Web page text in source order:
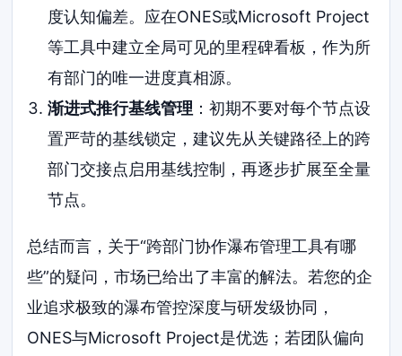
度认知偏差。应在ONES或Microsoft Project
等工具中建立全局可见的里程碑看板，作为所
有部门的唯一进度真相源。
渐进式推行基线管理 ：初期不要对每个节点设
置严苛的基线锁定，建议先从关键路径上的跨
部门交接点启用基线控制，再逐步扩展至全量
节点。
总结而言，关于“跨部门协作瀑布管理工具有哪
些”的疑问，市场已给出了丰富的解法。若您的企
业追求极致的瀑布管控深度与研发级协同，
ONES与Microsoft Project是优选；若团队偏向